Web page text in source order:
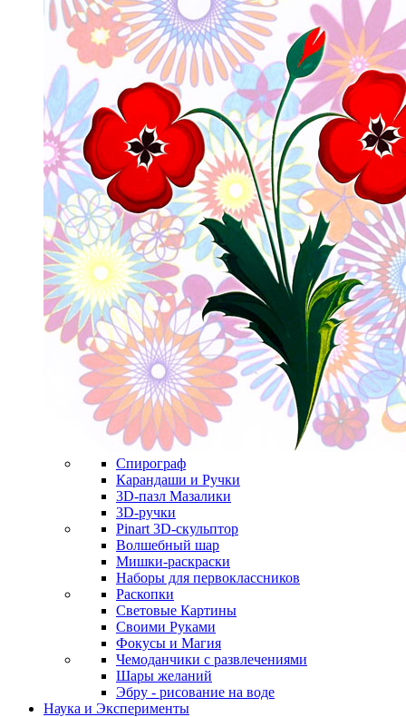
Спирограф
Карандаши и Ручки
3D-пазл Мазалики
3D-ручки
Pinart 3D-скульптор
Волшебный шар
Мишки-раскраски
Наборы для первоклассников
Раскопки
Световые Картины
Своими Руками
Фокусы и Магия
Чемоданчики с развлечениями
Шары желаний
Эбру - рисование на воде
Наука и Эксперименты